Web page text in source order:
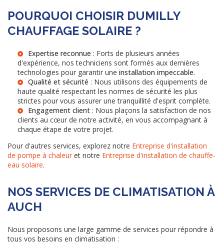
POURQUOI CHOISIR DUMILLY
CHAUFFAGE SOLAIRE ?
Expertise reconnue : Forts de plusieurs années
d'expérience, nos techniciens sont formés aux dernières
technologies pour garantir une installation impeccable.
Qualité et sécurité : Nous utilisons des équipements de
haute qualité respectant les normes de sécurité les plus
strictes pour vous assurer une tranquillité d'esprit complète.
Engagement client : Nous plaçons la satisfaction de nos
clients au cœur de notre activité, en vous accompagnant à
chaque étape de votre projet.
Pour d'autres services, explorez notre Entreprise d'installation
de pompe à chaleur et notre Entreprise d'installation de chauffe-
eau solaire.
NOS SERVICES DE CLIMATISATION À
AUCH
Nous proposons une large gamme de services pour répondre à
tous vos besoins en climatisation :